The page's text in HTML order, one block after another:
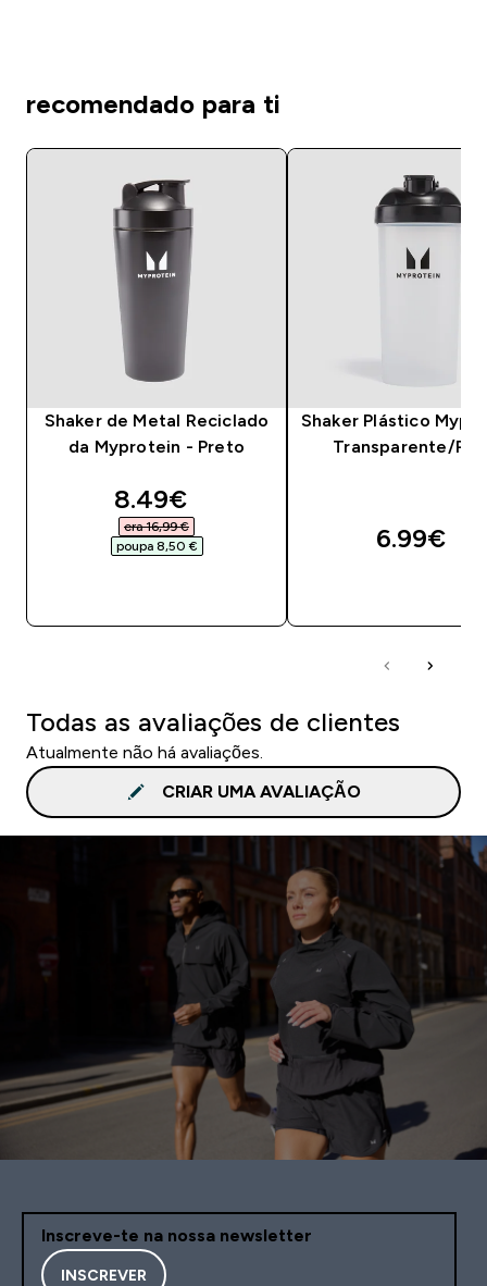
recomendado para ti
Shaker de Metal Reciclado
da Myprotein - Preto
discounted price
8.49€‎
era 16,99 €‎
poupa 8,50 €‎
Shaker Plástico
Transparente/
6.99€‎
Todas as avaliações de clientes
Atualmente não há avaliações.
CRIAR UMA AVALIAÇÃO
Inscreve-te na nossa newsletter
INSCREVER